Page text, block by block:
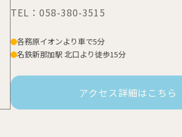
TEL： 058-380-3515
各務原イオンより車で5分
名鉄新那加駅 北口より徒歩15分
アクセス詳細はこちら